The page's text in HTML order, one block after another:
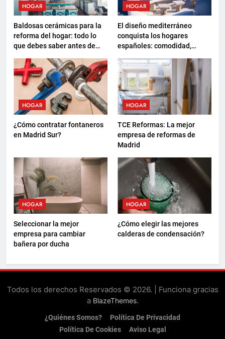
HOGAR
Baldosas cerámicas para la
reforma del hogar: todo lo
que debes saber antes de
HOGAR
El diseño mediterráneo
conquista los hogares
españoles: comodidad,
formas de descanso
HOGAR
¿Cómo contratar fontaneros
en Madrid Sur?
HOGAR
TCE Reformas: La mejor
empresa de reformas de
Madrid
HOGAR
Seleccionar la mejor
empresa para cambiar
bañera por ducha
HOGAR
¿Cómo elegir las mejores
calderas de condensación?
Todos los derechos Reservados © 2026. | Funciona gracias
a BlazeThemes.
¿Quiénes Somos?
Política De Privacidad
Política De Cookies
Aviso Legal